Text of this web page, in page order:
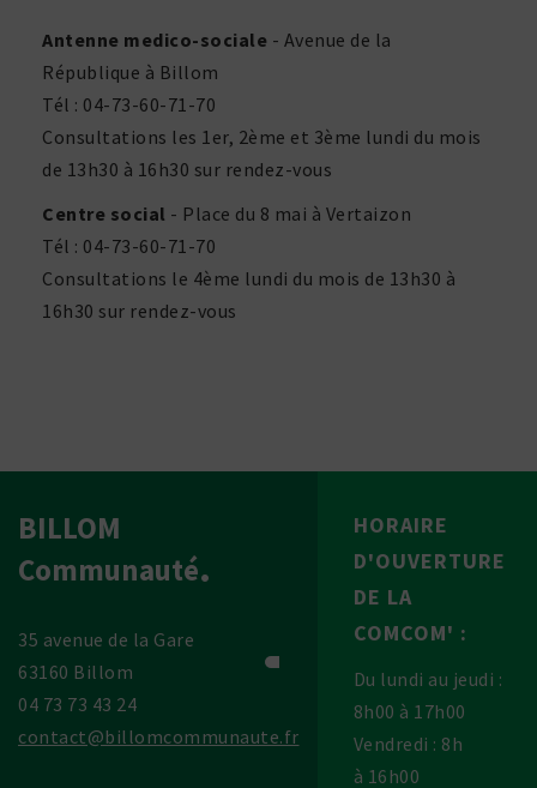
Antenne medico-sociale - Avenue de la
République à Billom
Tél : 04-73-60-71-70
Consultations les 1er, 2ème et 3ème lundi du mois
de 13h30 à 16h30 sur rendez-vous
Centre social - Place du 8 mai à Vertaizon
Tél : 04-73-60-71-70
Consultations le 4ème lundi du mois de 13h30 à
16h30 sur rendez-vous
BILLOM
Communauté
35 avenue de la Gare
63160 Billom
04 73 73 43 24
contact@billomcommunaute.fr
HORAIRE
D'OUVERTURE
DE LA
COMCOM' :
Du lundi au jeudi :
8h00 à 17h00
Vendredi : 8h
à 16h00